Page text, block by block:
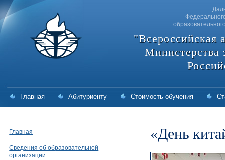
"Всероссийская
Министерства
Главная Абитуриенту Стоимость обучения
Главная
Сведения об образовательной
организации
«День